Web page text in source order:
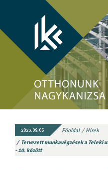
2023.09.06 Főoldal
Hírek
Tervezett munkavégzések a Teleki
- 10. között